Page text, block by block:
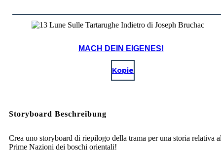
MACH DEIN EIGENES!
Kopie
Storyboard Beschreibung
Crea uno storyboard di riepilogo della trama per una storia relativa
Prime Nazioni dei boschi orientali!